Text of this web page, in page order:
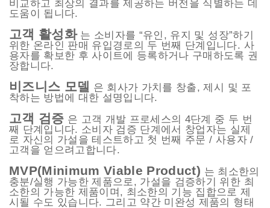
비교하고 최상의 결과를 제공하는 버전을 식별하는 데
도움이 됩니다.
고객 활성화는 소비자를 “유인, 유지 및 성장”하기
위한 온라인 판매 유입경로의 두 번째 단계입니다. 사
용자를 확보한 후 사이트에 등록하거나 구매하도록 권
장합니다.
비즈니스 모델 은 회사가 가치를 창출, 제시 및 포
착하는 방법에 대한 설명입니다.
고객 검증 은 고객 개발 프로세스의 4단계 중 두 번
째 단계입니다. 소비자 검증 단계에서 창업자는 실제
로 자신의 가설을 테스트하고 첫 번째 주문 / 사용자 /
고객을 얻으려고합니다.
MVP(Minimum Viable Product) 는 최소한의
충분/실행 가능한 제품으로, 가설을 검증하기 위한 최
소한의 가능한 제품이며, 최소한의 기능 집합으로 제
시될 수도 있습니다. 그리고 약간 미완성 제품의 형태